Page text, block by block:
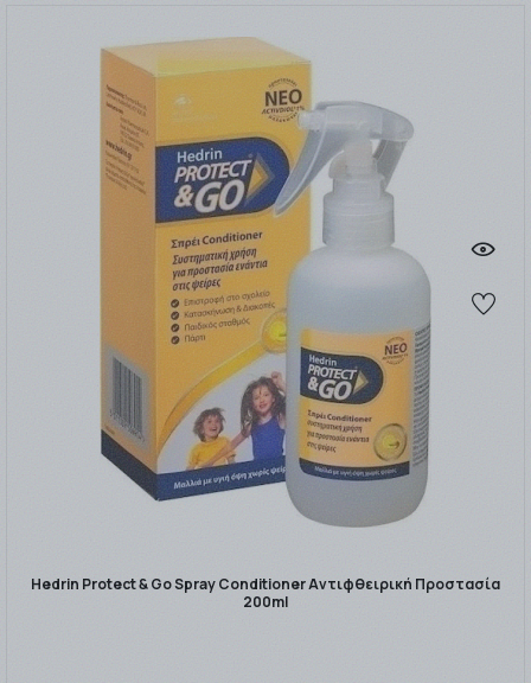
Hedrin Protect & Go Spray Conditioner Αντιφθειρική Προστασία
200ml